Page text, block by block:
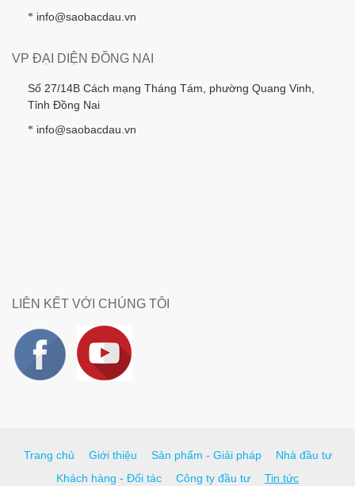
* info@saobacdau.vn
VP ĐẠI DIỆN ĐỒNG NAI
Số 27/14B Cách mạng Tháng Tám, phường Quang Vinh,
Tỉnh Đồng Nai
* info@saobacdau.vn
LIÊN KẾT VỚI CHÚNG TÔI
Trang chủ Giới thiệu Sản phẩm - Giải pháp
Nhà đầu tư
Khách hàng - Đối tác
Công ty đầu tư Tin tức